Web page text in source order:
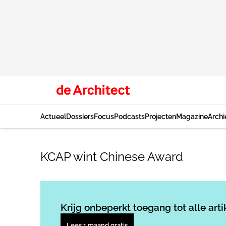
ActueelDossiersFocusPodcastsProjectenMagazine
KCAP wint Chinese Award
Krijg onbeperkt toegang tot alle